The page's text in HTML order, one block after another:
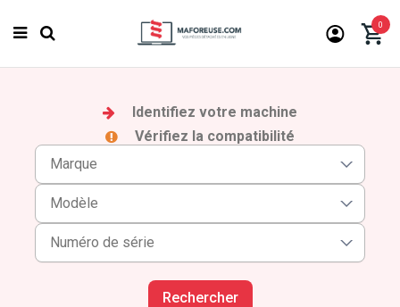
0
Identifiez votre machine
Vérifiez la compatibilité
Rechercher